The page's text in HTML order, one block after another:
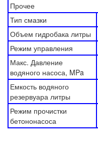
Прочее
Тип смазки
Объем гидробака литры
Режим управления
Макс. Давление
водяного насоса, MPa
Емкость водяного
резервуара литры
Режим прочистки
бетононасоса